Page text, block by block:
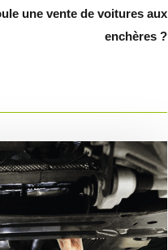
une vente de voitures aux
enchères ?